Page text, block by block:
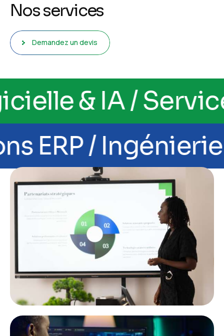
Nosservices
Demandez un devis
& IA /
/ Ingénierie